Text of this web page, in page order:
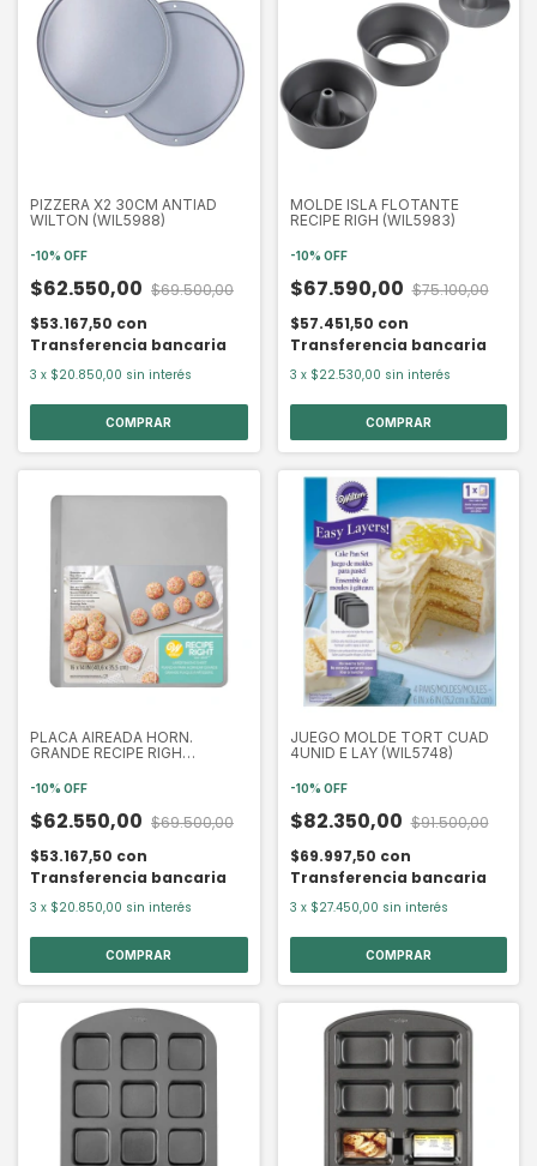
PIZZERA X2 30CM ANTIAD
WILTON (WIL5988)
-10% OFF
$62.550,00 $69.500,00
$53.167,50 con
Transferencia bancaria
3 x $20.850,00 sin interés
MOLDE ISLA FLOTANTE
RECIPE RIGH (WIL5983)
-10% OFF
$67.590,00 $75.100,00
$57.451,50 con
Transferencia bancaria
3 x $22.530,00 sin interés
PLACA AIREADA HORN.
GRANDE RECIPE RIGH
-10% OFF
$62.550,00 $69.500,00
$53.167,50 con
Transferencia bancaria
3 x $20.850,00 sin interés
JUEGO MOLDE TORT CUAD
4UNID E LAY (WIL5748)
-10% OFF
$82.350,00 $91.500,00
$69.997,50 con
Transferencia bancaria
3 x $27.450,00 sin interés